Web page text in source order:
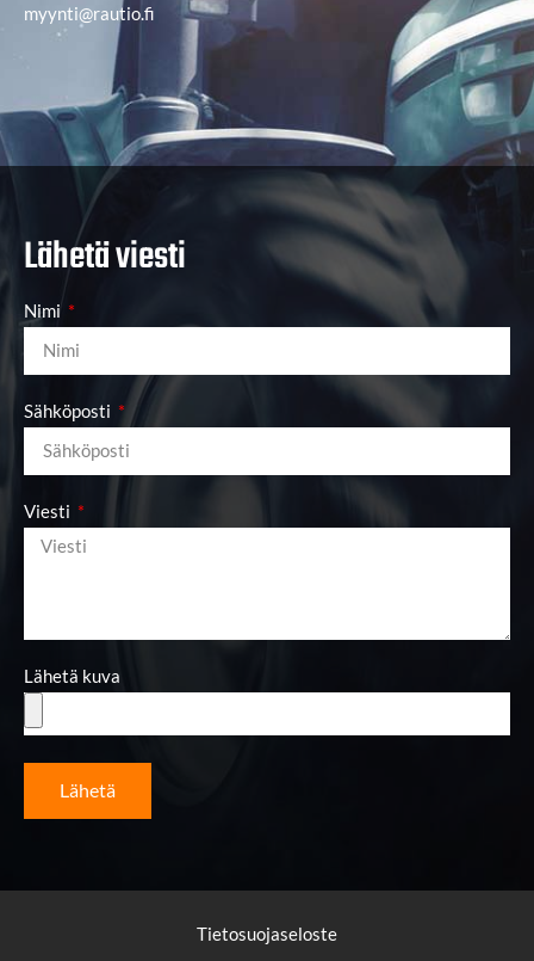
myynti@rautio.fi
Lähetä viesti
Nimi
Sähköposti
Viesti
Lähetä kuva
Lähetä
Tietosuojaseloste